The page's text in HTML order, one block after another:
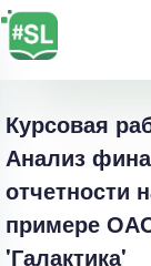
Курсовая
Анализ
отчетности
примере
'Галактика'